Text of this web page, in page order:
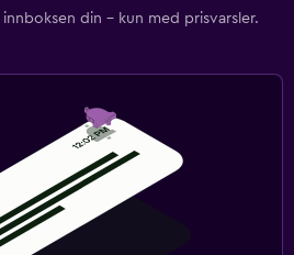
din – kun med prisvarsler.